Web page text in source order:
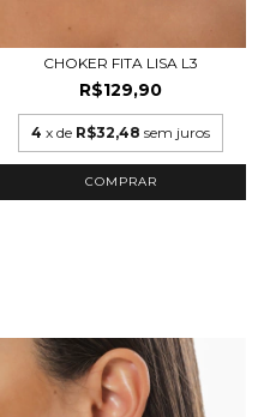
CHOKER FITA LISA L3
R$129,90
4 x de R$32,48 sem juros
COMPRAR